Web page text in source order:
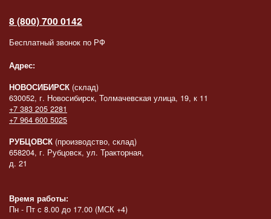
8 (800) 700 0142
Бесплатный звонок по РФ
Адрес:
НОВОСИБИРСК (склад)
630052, г. Новосибирск, Толмачевская улица, 19, к 11
+7 383 205 2281
+7 964 600 5025
РУБЦОВСК (производство, склад)
658204, г. Рубцовск, ул. Тракторная,
д. 21
Время работы:
Пн - Пт с 8.00 до 17.00 (МСК +4)